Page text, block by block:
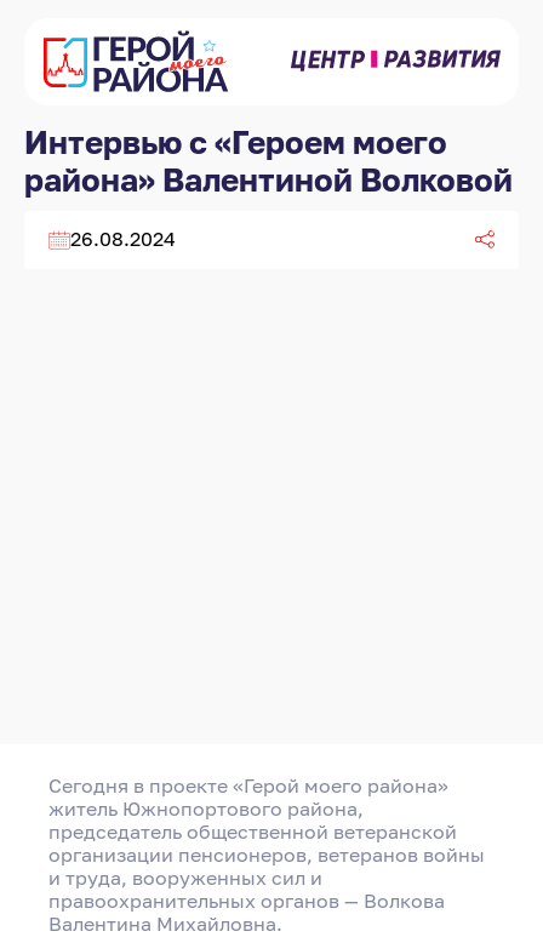
Интервью с «Героем моего
района» Валентиной Волковой
26.08.2024
Сегодня в проекте «Герой моего района»
житель Южнопортового района,
председатель общественной ветеранской
организации пенсионеров, ветеранов войны
и труда, вооруженных сил и
правоохранительных органов — Волкова
Валентина Михайловна.